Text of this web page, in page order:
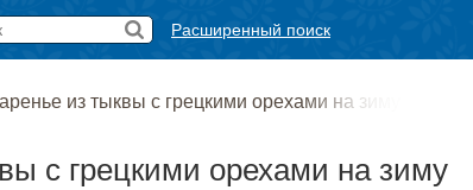
Расширенный поиск
из тыквы с грецкими орехами на зиму
с грецкими орехами на зиму